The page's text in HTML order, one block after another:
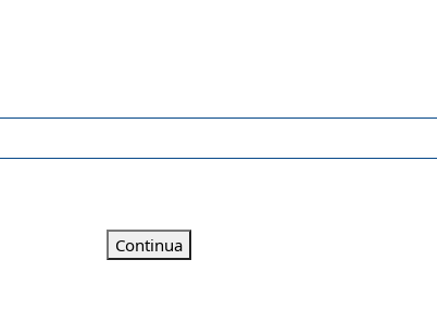
Continua